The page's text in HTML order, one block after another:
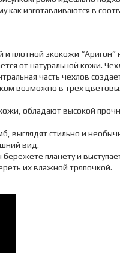
изготавливаются в
плотной экокожи “Аригон”
от натуральной кожи.
часть чехлов
возможно в трех
обладают высокой
выглядят стильно и
вид.
планету и
их влажной тряпочкой.